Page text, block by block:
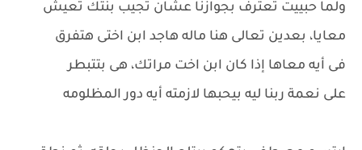
ولما حبييت تعترف بجوازنا عشان تجيب بنتك تعيش
معايا، بعدين تعالى هنا ماله هاجد ابن اختى هتفرق
فى أيه معاها إذا كان ابن اخت مراتك، هى بتتبطر
على نعمة ربنا ليه بيحبها لازمته أيه دور المظلومه